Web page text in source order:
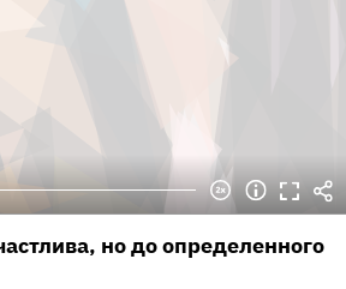
но до определенного